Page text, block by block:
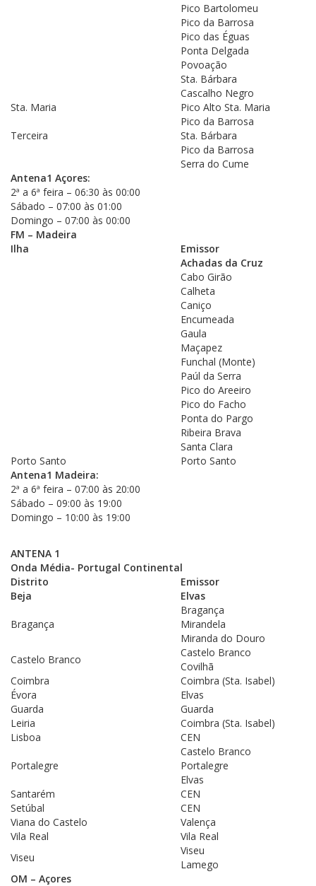
Pico Bartolomeu
Pico da Barrosa
Pico das Éguas
Ponta Delgada
Povoação
Sta. Bárbara
Cascalho Negro
Sta. Maria
Pico Alto Sta. Maria
Pico da Barrosa
Terceira
Sta. Bárbara
Pico da Barrosa
Serra do Cume
Antena1 Açores:
2ª a 6ª feira – 06:30 às 00:00
Sábado – 07:00 às 01:00
Domingo – 07:00 às 00:00
FM – Madeira
Ilha
Emissor
Achadas da Cruz
Cabo Girão
Calheta
Caniço
Encumeada
Gaula
Maçapez
Funchal (Monte)
Paúl da Serra
Pico do Areeiro
Pico do Facho
Ponta do Pargo
Ribeira Brava
Santa Clara
Porto Santo
Porto Santo
Antena1 Madeira:
2ª a 6ª feira – 07:00 às 20:00
Sábado – 09:00 às 19:00
Domingo – 10:00 às 19:00
ANTENA 1
Onda Média- Portugal Continental
Distrito
Emissor
Beja
Elvas
Bragança
Bragança
Mirandela
Miranda do Douro
Castelo Branco
Castelo Branco
Covilhã
Coimbra
Coimbra (Sta. Isabel)
Évora
Elvas
Guarda
Guarda
Leiria
Coimbra (Sta. Isabel)
Lisboa
CEN
Portalegre
Castelo Branco
Portalegre
Elvas
Santarém
CEN
Setúbal
CEN
Viana do Castelo
Valença
Vila Real
Vila Real
Viseu
Viseu
Lamego
OM – Açores